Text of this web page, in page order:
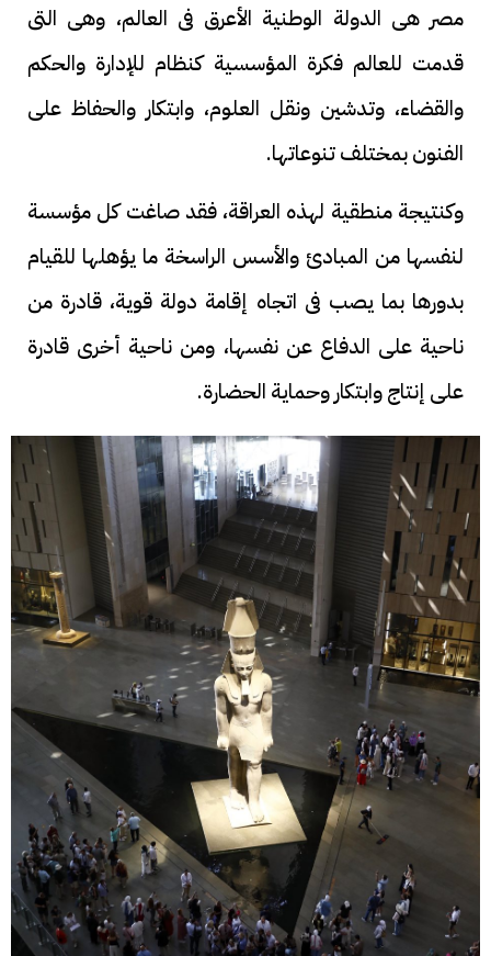
مصر هى الدولة الوطنية الأعرق فى العالم، وهى التى
قدمت للعالم فكرة المؤسسية كنظام للإدارة والحكم
والقضاء، وتدشين ونقل العلوم، وابتكار والحفاظ على
الفنون بمختلف تنوعاتها.
وكنتيجة منطقية لهذه العراقة، فقد صاغت كل مؤسسة
لنفسها من المبادئ والأسس الراسخة ما يؤهلها للقيام
بدورها بما يصب فى اتجاه إقامة دولة قوية، قادرة من
ناحية على الدفاع عن نفسها، ومن ناحية أخرى قادرة
على إنتاج وابتكار وحماية الحضارة.